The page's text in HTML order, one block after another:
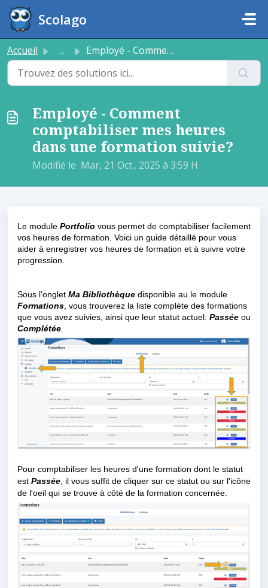
Passer au contenu principal
Scolago
Accueil ... Employé - Comment comptabiliser mes heures dans une forma...
Employé - Comment
comptabiliser mes heures
dans une formation suivie?
Modifié le Mar, 21 Oct., 2025 à 3:59 H
Le module Portfolio vous permet de comptabiliser facilement
vos heures de formation. Voici un guide détaillé pour vous
aider à enregistrer vos heures de formation et à suivre votre
progression.
Sous l'onglet Ma Bibliothèque disponible au le module
Formations , vous trouverez la liste complète des formations
que vous avez suivies, ainsi que leur statut actuel: Passée ou
Complétée
Pour comptabiliser les heures d'une formation dont le statut
est Passée , il vous suffit de cliquer sur ce statut ou sur l'icône
de l'oeil qui se trouve à côté de la formation concernée.